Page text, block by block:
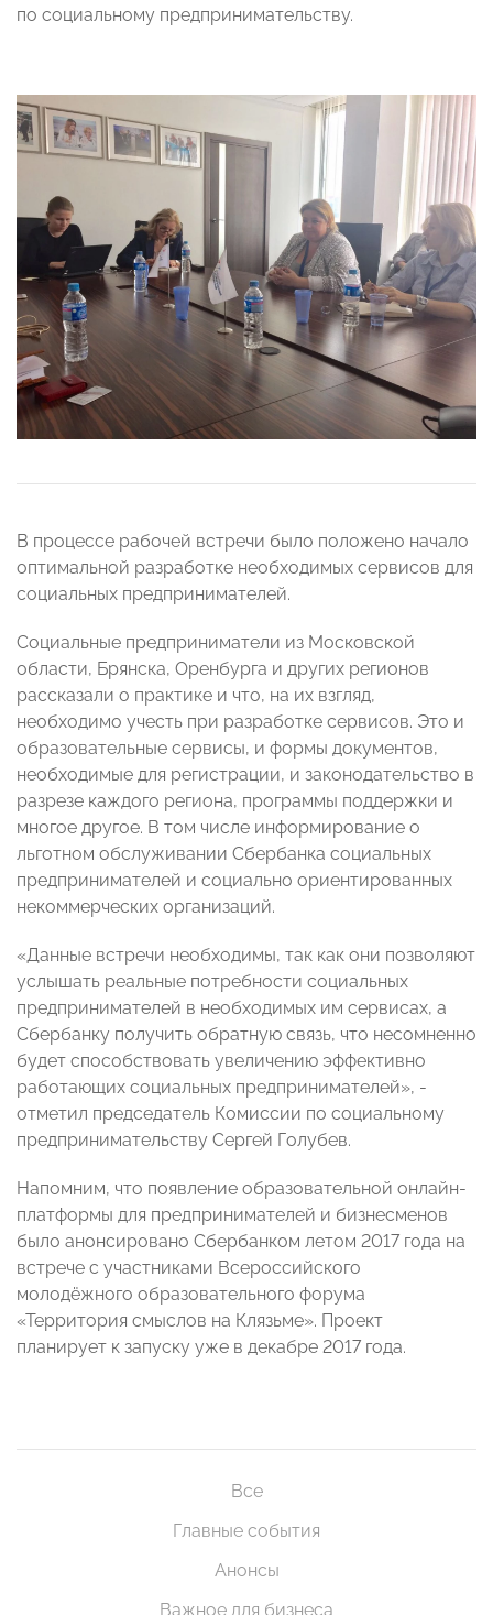
по социальному предпринимательству.
В процессе рабочей встречи было положено начало
оптимальной разработке необходимых сервисов для
социальных предпринимателей.
Социальные предприниматели из Московской
области, Брянска, Оренбурга и других регионов
рассказали о практике и что, на их взгляд,
необходимо учесть при разработке сервисов. Это и
образовательные сервисы, и формы документов,
необходимые для регистрации, и законодательство в
разрезе каждого региона, программы поддержки и
многое другое. В том числе информирование о
льготном обслуживании Сбербанка социальных
предпринимателей и социально ориентированных
некоммерческих организаций.
«Данные встречи необходимы, так как они позволяют
услышать реальные потребности социальных
предпринимателей в необходимых им сервисах, а
Сбербанку получить обратную связь, что несомненно
будет способствовать увеличению эффективно
работающих социальных предпринимателей», -
отметил председатель Комиссии по социальному
предпринимательству Сергей Голубев.
Напомним, что появление образовательной онлайн-
платформы для предпринимателей и бизнесменов
было анонсировано Сбербанком летом 2017 года на
встрече с участниками Всероссийского
молодёжного образовательного форума
«Территория смыслов на Клязьме». Проект
планирует к запуску уже в декабре 2017 года.
Все
Главные события
Анонсы
Важное для бизнеса